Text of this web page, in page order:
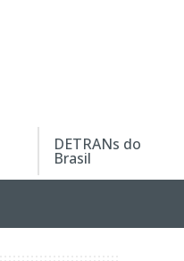
DETRANs do
Brasil